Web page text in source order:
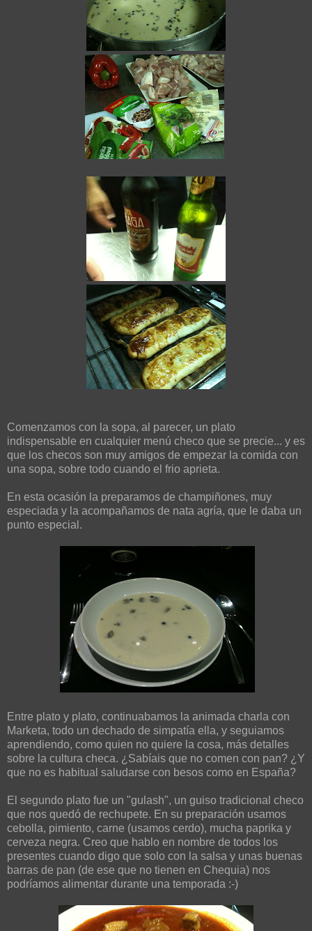
Comenzamos con la sopa, al parecer, un plato
indispensable en cualquier menú checo que se precie... y es
que los checos son muy amigos de empezar la comida con
una sopa, sobre todo cuando el frio aprieta.
En esta ocasión la preparamos de champiñones, muy
especiada y la acompañamos de nata agría, que le daba un
punto especial.
Entre plato y plato, continuabamos la animada charla con
Marketa, todo un dechado de simpatía ella, y seguiamos
aprendiendo, como quien no quiere la cosa, más detalles
sobre la cultura checa. ¿Sabíais que no comen con pan? ¿Y
que no es habitual saludarse con besos como en España?
El segundo plato fue un "gulash", un guiso tradicional checo
que nos quedó de rechupete. En su preparación usamos
cebolla, pimiento, carne (usamos cerdo), mucha paprika y
cerveza negra. Creo que hablo en nombre de todos los
presentes cuando digo que solo con la salsa y unas buenas
barras de pan (de ese que no tienen en Chequia) nos
podríamos alimentar durante una temporada :-)